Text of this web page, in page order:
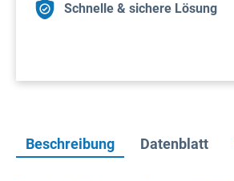
Schnelle & sichere Lösung
Beschreibung Datenblatt